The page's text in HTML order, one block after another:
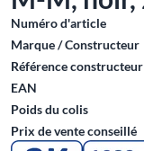
Numéro d'article
Marque / Constructeur
Référence constructeur
EAN
Poids du colis
Prix de vente conseillé